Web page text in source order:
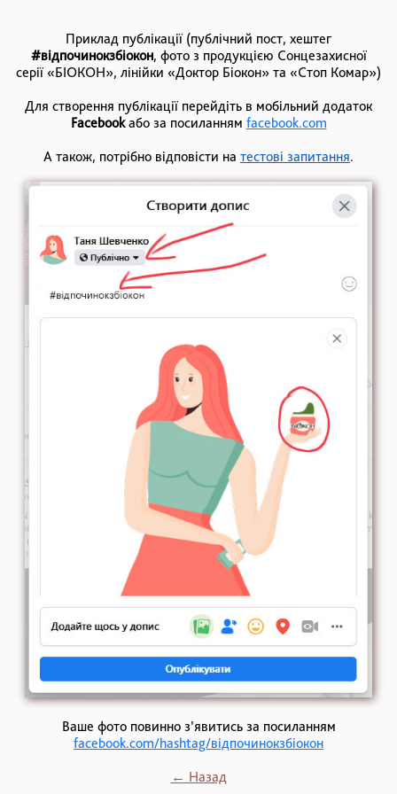
Приклад публікації (публічний пост, хештег
#відпочинокзбіокон, фото з продукцією Сонцезахиcної
серії «БІОКОН», лінійки «Доктор Біокон» та «Стоп Комар»)
Для створення публікації перейдіть в мобільний додаток
Facebookабо за посиланням facebook.com
А також, потрібно відповісти на тестові запитання.
Ваше фото повинно з’явитись за посиланням
facebook.com/hashtag/відпочинокзбіокон
← Назад